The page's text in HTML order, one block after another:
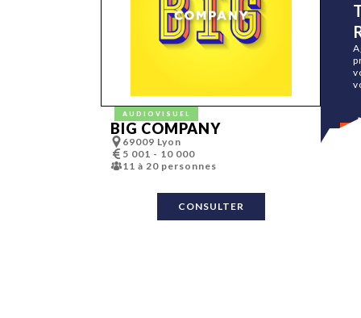
AUDIOVISUEL
BIG COMPANY
69009 Lyon
5 001 - 10 000
11 à 20 personnes
CONSULTER